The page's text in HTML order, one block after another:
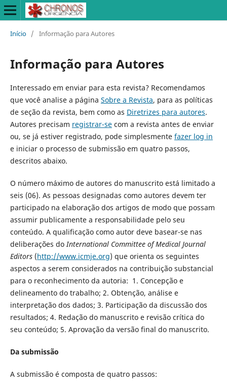
Início / Informação para Autores
Informação para Autores
Interessado em enviar para esta revista? Recomendamos
que você analise a página Sobre a Revista, para as políticas
de seção da revista, bem como as Diretrizes para autores.
Autores precisam registrar-secom a revista antes de enviar
ou, se já estiver registrado, pode simplesmente fazer log in
e iniciar o processo de submissão em quatro passos,
descritos abaixo.
O número máximo de autores do manuscrito está limitado a
seis (06). As pessoas designadas como autores devem ter
participado na elaboração dos artigos de modo que possam
assumir publicamente a responsabilidade pelo seu
conteúdo. A qualificação como autor deve basear-se nas
deliberações doInternational Committee of Medical Journal
Editors(http://www.icmje.org) que orienta os seguintes
aspectos a serem considerados na contribuição substancial
para o reconhecimento da autoria: 1. Concepção e
delineamento do trabalho; 2. Obtenção, análise e
interpretação dos dados; 3. Participação da discussão dos
resultados; 4. Redação do manuscrito e revisão crítica do
seu conteúdo; 5. Aprovação da versão final do manuscrito.
Da submissão
A submissão é composta de quatro passos: